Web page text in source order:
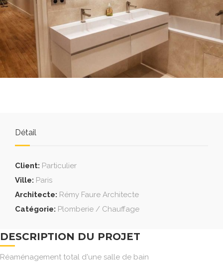
Détail
Client: Particulier
Ville: Paris
Architecte: Rémy Faure Architecte
Catégorie: Plomberie / Chauffage
DESCRIPTION DU PROJET
Réaménagement total d'une salle de bain